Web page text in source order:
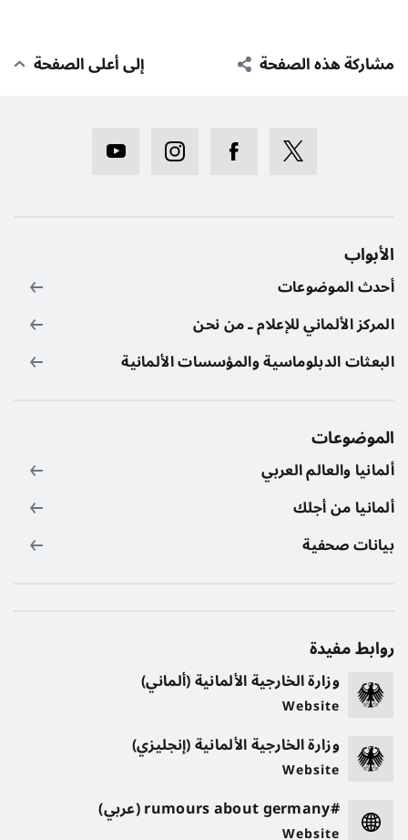
مشاركة هذه الصفحة إلى أعلى الصفحة
الأبواب
أحدث الموضوعات
المركز الألماني للإعلام ـ من نحن
البعثات الدبلوماسية والمؤسسات الألمانية
الموضوعات
ألمانيا والعالم العربي
ألمانيا من أجلك
بيانات صحفية
روابط مفيدة
وزارة الخارجية الألمانية (ألماني)
Website
وزارة الخارجية الألمانية (إنجليزي)
Website
#rumours about germany (عربي)
Website